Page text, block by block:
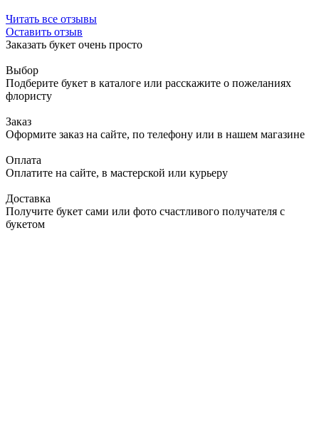
Читать все отзывы
Оставить отзыв
Заказать букет очень просто
Выбор
Подберите букет в каталоге или расскажите о пожеланиях
флористу
Заказ
Оформите заказ на сайте, по телефону или в нашем магазине
Оплата
Оплатите на сайте, в мастерской или курьеру
Доставка
Получите букет сами или фото счастливого получателя с
букетом